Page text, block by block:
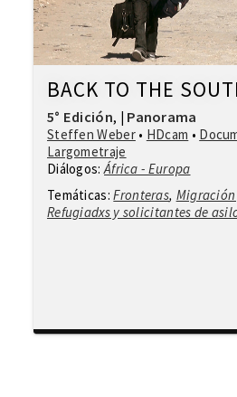
BACK TO THE
5° Edición, | Panorama
Steffen Weber• HDcam •
Largometraje
Diálogos:África - Europa
Temáticas: Fronteras, Migración
Refugiadxs y solicitantes de